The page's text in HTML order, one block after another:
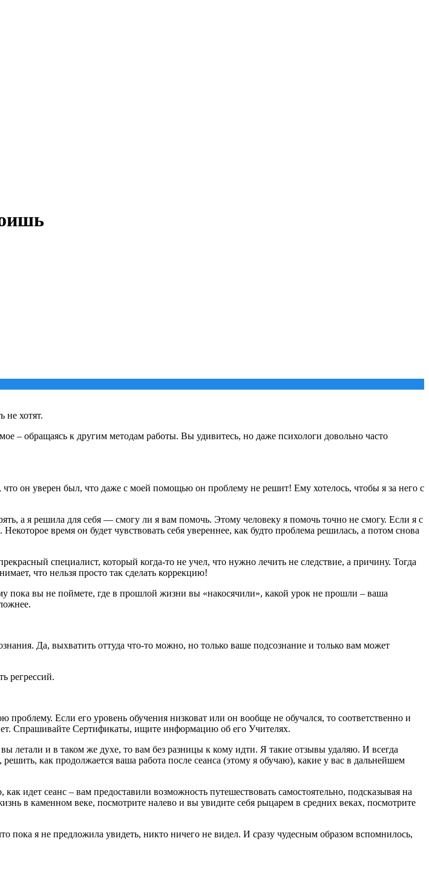
не хотят.
– обращаясь к другим методам работы. Вы удивитесь, но даже психологи довольно часто
он уверен был, что даже с моей помощью он проблему не решит! Ему хотелось, чтобы я за него с
а я решила для себя — смогу ли я вам помочь. Этому человеку я помочь точно не смогу. Если я с
время он будет чувствовать себя увереннее, как будто проблема решилась, а потом снова
специалист, который когда-то не учел, что нужно лечить не следствие, а причину. Тогда
что нельзя просто так сделать коррекцию!
вы не поймете, где в прошлой жизни вы «накосячили», какой урок не прошли – ваша
Да, выхватить оттуда что-то можно, но только ваше подсознание и только вам может
регрессий.
Если его уровень обучения низковат или он вообще не обучался, то соответственно и
Спрашивайте Сертификаты, ищите информацию об его Учителях.
летали и в таком же духе, то вам без разницы к кому идти. Я такие отзывы удаляю. И всегда
как продолжается ваша работа после сеанса (этому я обучаю), какие у вас в дальнейшем
идет сеанс – вам предоставили возможность путешествовать самостоятельно, подсказывая на
в каменном веке, посмотрите налево и вы увидите себя рыцарем в средних веках, посмотрите
пока я не предложила увидеть, никто ничего не видел. И сразу чудесным образом вспомнилось,